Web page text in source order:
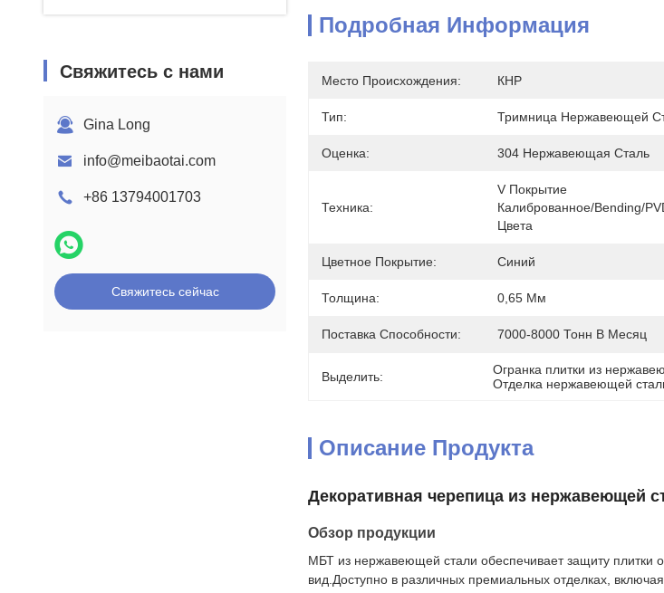
Свяжитесь с нами
Gina Long
info@meibaotai.com
+86 13794001703
Свяжитесь сейчас
Подробная Информация
Место Происхождения: КНР
Тип: Тримница Нержавеющей
Оценка: 304 Нержавеющая Сталь
Техника:
V Покрытие
Калиброванное/Bending/
Цвета
Цветное Покрытие: Синий
Толщина: 0,65 Мм
Поставка Способности: 7000-8000 Тонн В Месяц
Выделить: Огранка плитки из
Отделка нержавеющей
Описание Продукта
Декоративная черепица из нержавеющей
Обзор продукции
МБТ из нержавеющей стали обеспечивает защиту плитки
вид.Доступно в различных премиальных отделках,